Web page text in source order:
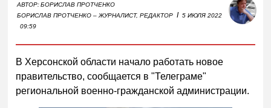
АВТОР:БОРИСЛАВ ПРОТЧЕНКО
БОРИСЛАВ ПРОТЧЕНКО – ЖУРНАЛИСТ, РЕДАКТОР I 5 ИЮЛЯ 2022
09:59
В Херсонской области начало работать новое
правительство, сообщается в "Телеграме"
региональной военно-гражданской администрации.